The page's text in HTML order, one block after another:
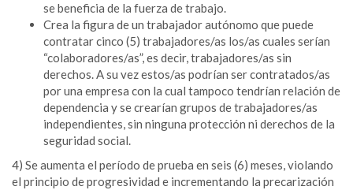
se beneficia de la fuerza de trabajo.
Crea la figura de un trabajador autónomo que puede
contratar cinco (5) trabajadores/as los/as cuales serían
“colaboradores/as”, es decir, trabajadores/as sin
derechos. A su vez estos/as podrían ser contratados/as
por una empresa con la cual tampoco tendrían relación de
dependencia y se crearían grupos de trabajadores/as
independientes, sin ninguna protección ni derechos de la
seguridad social.
4) Se aumenta el período de prueba en seis (6) meses, violando
el principio de progresividad e incrementando la precarización